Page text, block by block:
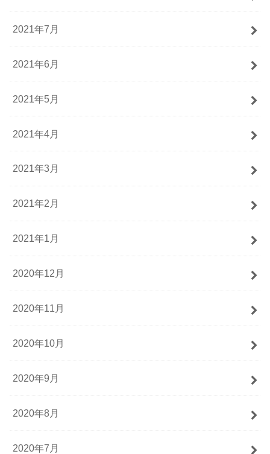
2021年7月
2021年6月
2021年5月
2021年4月
2021年3月
2021年2月
2021年1月
2020年12月
2020年11月
2020年10月
2020年9月
2020年8月
2020年7月